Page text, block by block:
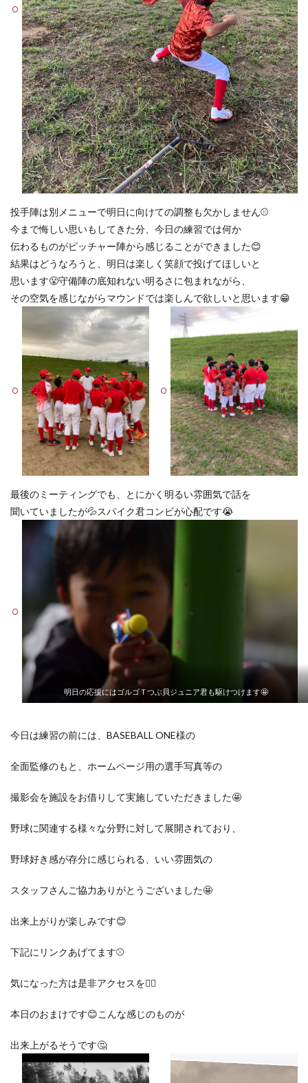
投手陣は別メニューで明日に向けての調整も欠かしません⚾️
今まで悔しい思いもしてきた分、今日の練習では何か
伝わるものがピッチャー陣から感じることができました😊
結果はどうなろうと、明日は楽しく笑顔で投げてほしいと
思います😤守備陣の底知れない明るさに包まれながら、
その空気を感じながらマウンドでは楽しんで欲しいと思います😁
最後のミーティングでも、とにかく明るい雰囲気で話を
聞いていましたが💦スパイク君コンビが心配です😭
明日の応援にはゴルゴＴつぶ貝ジュニア君も駆けつけます🤩
今日は練習の前には、BASEBALL ONE様の
全面監修のもと、ホームページ用の選手写真等の
撮影会を施設をお借りして実施していただきました🤩
野球に関連する様々な分野に対して展開されており、
野球好き感が存分に感じられる、いい雰囲気の
スタッフさんご協力ありがとうございました🤩
出来上がりが楽しみです😊
下記にリンクあげてます⚾️
気になった方は是非アクセスを👍🏽
本日のおまけです😊こんな感じのものが
出来上がるそうです🤔